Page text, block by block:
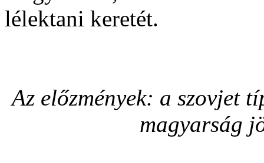
lélektani keretét.
Az előzmények: a szovjet
magyarság